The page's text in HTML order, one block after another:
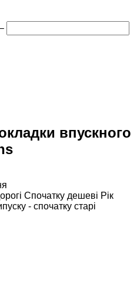
впускного
Спочатку дешеві Рік
- спочатку старі